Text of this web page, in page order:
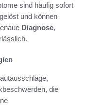
sind häufig sofort
und können
Diagnose,
die